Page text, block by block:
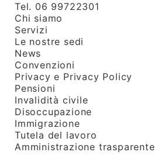
Tel. 06 99722301
Chi siamo
Servizi
Le nostre sedi
News
Convenzioni
Privacy e Privacy Policy
Pensioni
Invalidità civile
Disoccupazione
Immigrazione
Tutela del lavoro
Amministrazione trasparente